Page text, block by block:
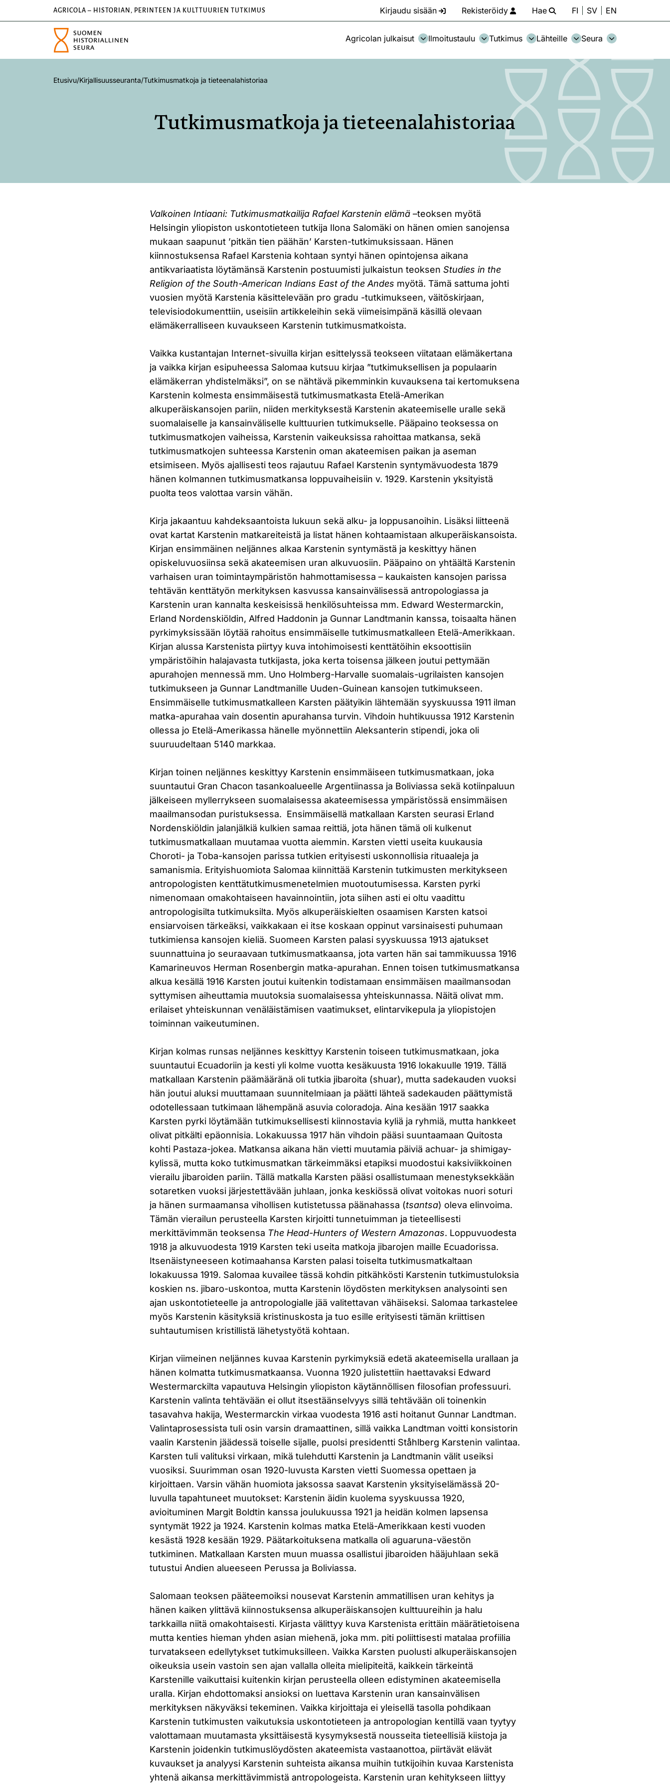
AGRICOLA – HISTORIAN, PERINTEEN JA KULTTUURIEN TUTKIMUS Kirjaudu sisään Rekisteröidy Hae FI SV EN
Agricolan julkaisut Ilmoitustaulu Tutkimus Lähteille Seura
Etusivu/Kirjallisuusseuranta/Tutkimusmatkoja ja tieteenalahistoriaa
Tutkimusmatkoja ja tieteenalahistoriaa
Valkoinen Intiaani: Tutkimusmatkailija Rafael Karstenin elämä –teoksen myötä
Helsingin yliopiston uskontotieteen tutkija Ilona Salomäki on hänen omien sanojensa
mukaan saapunut ’pitkän tien päähän’ Karsten-tutkimuksissaan. Hänen
kiinnostuksensa Rafael Karstenia kohtaan syntyi hänen opintojensa aikana
antikvariaatista löytämänsä Karstenin postuumisti julkaistun teoksenStudies in the
Religion of the South-American Indians East of the Andes myötä. Tämä sattuma johti
vuosien myötä Karstenia käsittelevään pro gradu -tutkimukseen, väitöskirjaan,
televisiodokumenttiin, useisiin artikkeleihin sekä viimeisimpänä käsillä olevaan
elämäkerralliseen kuvaukseen Karstenin tutkimusmatkoista.
Vaikka kustantajan Internet-sivuilla kirjan esittelyssä teokseen viitataan elämäkertana
ja vaikka kirjan esipuheessa Salomaa kutsuu kirjaa ”tutkimuksellisen ja populaarin
elämäkerran yhdistelmäksi”, on se nähtävä pikemminkin kuvauksena tai kertomuksena
Karstenin kolmesta ensimmäisestä tutkimusmatkasta Etelä-Amerikan
alkuperäiskansojen pariin, niiden merkityksestä Karstenin akateemiselle uralle sekä
suomalaiselle ja kansainväliselle kulttuurien tutkimukselle. Pääpaino teoksessa on
tutkimusmatkojen vaiheissa, Karstenin vaikeuksissa rahoittaa matkansa, sekä
tutkimusmatkojen suhteessa Karstenin oman akateemisen paikan ja aseman
etsimiseen. Myös ajallisesti teos rajautuu Rafael Karstenin syntymävuodesta 1879
hänen kolmannen tutkimusmatkansa loppuvaiheisiin v. 1929. Karstenin yksityistä
puolta teos valottaa varsin vähän.
Kirja jakaantuu kahdeksaantoista lukuun sekä alku- ja loppusanoihin. Lisäksi liitteenä
ovat kartat Karstenin matkareiteistä ja listat hänen kohtaamistaan alkuperäiskansoista.
Kirjan ensimmäinen neljännes alkaa Karstenin syntymästä ja keskittyy hänen
opiskeluvuosiinsa sekä akateemisen uran alkuvuosiin. Pääpaino on yhtäältä Karstenin
varhaisen uran toimintaympäristön hahmottamisessa – kaukaisten kansojen parissa
tehtävän kenttätyön merkityksen kasvussa kansainvälisessä antropologiassa ja
Karstenin uran kannalta keskeisissä henkilösuhteissa mm. Edward Westermarckin,
Erland Nordenskiöldin, Alfred Haddonin ja Gunnar Landtmanin kanssa, toisaalta hänen
pyrkimyksissään löytää rahoitus ensimmäiselle tutkimusmatkalleen Etelä-Amerikkaan.
Kirjan alussa Karstenista piirtyy kuva intohimoisesti kenttätöihin eksoottisiin
ympäristöihin halajavasta tutkijasta, joka kerta toisensa jälkeen joutui pettymään
apurahojen mennessä mm. Uno Holmberg-Harvalle suomalais-ugrilaisten kansojen
tutkimukseen ja Gunnar Landtmanille Uuden-Guinean kansojen tutkimukseen.
Ensimmäiselle tutkimusmatkalleen Karsten päätyikin lähtemään syyskuussa 1911 ilman
matka-apurahaa vain dosentin apurahansa turvin. Vihdoin huhtikuussa 1912 Karstenin
ollessa jo Etelä-Amerikassa hänelle myönnettiin Aleksanterin stipendi, joka oli
suuruudeltaan 5140 markkaa.
Kirjan toinen neljännes keskittyy Karstenin ensimmäiseen tutkimusmatkaan, joka
suuntautui Gran Chacon tasankoalueelle Argentiinassa ja Boliviassa sekä kotiinpaluun
jälkeiseen myllerrykseen suomalaisessa akateemisessa ympäristössä ensimmäisen
maailmansodan puristuksessa. Ensimmäisellä matkallaan Karsten seurasi Erland
Nordenskiöldin jalanjälkiä kulkien samaa reittiä, jota hänen tämä oli kulkenut
tutkimusmatkallaan muutamaa vuotta aiemmin. Karsten vietti useita kuukausia
Choroti- ja Toba-kansojen parissa tutkien erityisesti uskonnollisia rituaaleja ja
samanismia. Erityishuomiota Salomaa kiinnittää Karstenin tutkimusten merkitykseen
antropologisten kenttätutkimusmenetelmien muotoutumisessa. Karsten pyrki
nimenomaan omakohtaiseen havainnointiin, jota siihen asti ei oltu vaadittu
antropologisilta tutkimuksilta. Myös alkuperäiskielten osaamisen Karsten katsoi
ensiarvoisen tärkeäksi, vaikkakaan ei itse koskaan oppinut varsinaisesti puhumaan
tutkimiensa kansojen kieliä. Suomeen Karsten palasi syyskuussa 1913 ajatukset
suunnattuina jo seuraavaan tutkimusmatkaansa, jota varten hän sai tammikuussa 1916
Kamarineuvos Herman Rosenbergin matka-apurahan. Ennen toisen tutkimusmatkansa
alkua kesällä 1916 Karsten joutui kuitenkin todistamaan ensimmäisen maailmansodan
syttymisen aiheuttamia muutoksia suomalaisessa yhteiskunnassa. Näitä olivat mm.
erilaiset yhteiskunnan venäläistämisen vaatimukset, elintarvikepula ja yliopistojen
toiminnan vaikeutuminen.
Kirjan kolmas runsas neljännes keskittyy Karstenin toiseen tutkimusmatkaan, joka
suuntautui Ecuadoriin ja kesti yli kolme vuotta kesäkuusta 1916 lokakuulle 1919. Tällä
matkallaan Karstenin päämääränä oli tutkia jibaroita (shuar), mutta sadekauden vuoksi
hän joutui aluksi muuttamaan suunnitelmiaan ja päätti lähteä sadekauden päättymistä
odotellessaan tutkimaan lähempänä asuvia coloradoja. Aina kesään 1917 saakka
Karsten pyrki löytämään tutkimuksellisesti kiinnostavia kyliä ja ryhmiä, mutta hankkeet
olivat pitkälti epäonnisia. Lokakuussa 1917 hän vihdoin pääsi suuntaamaan Quitosta
kohti Pastaza-jokea. Matkansa aikana hän vietti muutamia päiviä achuar- ja shimigay-
kylissä, mutta koko tutkimusmatkan tärkeimmäksi etapiksi muodostui kaksiviikkoinen
vierailu jibaroiden pariin. Tällä matkalla Karsten pääsi osallistumaan menestyksekkään
sotaretken vuoksi järjestettävään juhlaan, jonka keskiössä olivat voitokas nuori soturi
ja hänen surmaamansa vihollisen kutistetussa päänahassa (tsantsa) oleva elinvoima.
Tämän vierailun perusteella Karsten kirjoitti tunnetuimman ja tieteellisesti
merkittävimmän teoksensa The Head-Hunters of Western Amazonas. Loppuvuodesta
1918 ja alkuvuodesta 1919 Karsten teki useita matkoja jibarojen maille Ecuadorissa.
Itsenäistyneeseen kotimaahansa Karsten palasi toiselta tutkimusmatkaltaan
lokakuussa 1919. Salomaa kuvailee tässä kohdin pitkähkösti Karstenin tutkimustuloksia
koskien ns. jibaro-uskontoa, mutta Karstenin löydösten merkityksen analysointi sen
ajan uskontotieteelle ja antropologialle jää valitettavan vähäiseksi. Salomaa tarkastelee
myös Karstenin käsityksiä kristinuskosta ja tuo esille erityisesti tämän kriittisen
suhtautumisen kristillistä lähetystyötä kohtaan.
Kirjan viimeinen neljännes kuvaa Karstenin pyrkimyksiä edetä akateemisella urallaan ja
hänen kolmatta tutkimusmatkaansa. Vuonna 1920 julistettiin haettavaksi Edward
Westermarckilta vapautuva Helsingin yliopiston käytännöllisen filosofian professuuri.
Karstenin valinta tehtävään ei ollut itsestäänselvyys sillä tehtävään oli toinenkin
tasavahva hakija, Westermarckin virkaa vuodesta 1916 asti hoitanut Gunnar Landtman.
Valintaprosessista tuli osin varsin dramaattinen, sillä vaikka Landtman voitti konsistorin
vaalin Karstenin jäädessä toiselle sijalle, puolsi presidentti Ståhlberg Karstenin valintaa.
Karsten tuli valituksi virkaan, mikä tulehdutti Karstenin ja Landtmanin välit useiksi
vuosiksi. Suurimman osan 1920-luvusta Karsten vietti Suomessa opettaen ja
kirjoittaen. Varsin vähän huomiota jaksossa saavat Karstenin yksityiselämässä 20-
luvulla tapahtuneet muutokset: Karstenin äidin kuolema syyskuussa 1920,
avioituminen Margit Boldtin kanssa joulukuussa 1921 ja heidän kolmen lapsensa
syntymät 1922 ja 1924. Karstenin kolmas matka Etelä-Amerikkaan kesti vuoden
kesästä 1928 kesään 1929. Päätarkoituksena matkalla oli aguaruna-väestön
tutkiminen. Matkallaan Karsten muun muassa osallistui jibaroiden hääjuhlaan sekä
tutustui Andien alueeseen Perussa ja Boliviassa.
Salomaan teoksen pääteemoiksi nousevat Karstenin ammatillisen uran kehitys ja
hänen kaiken ylittävä kiinnostuksensa alkuperäiskansojen kulttuureihin ja halu
tarkkailla niitä omakohtaisesti. Kirjasta välittyy kuva Karstenista erittäin määrätietoisena
mutta kenties hieman yhden asian miehenä, joka mm. piti poliittisesti matalaa profiilia
turvatakseen edellytykset tutkimuksilleen. Vaikka Karsten puolusti alkuperäiskansojen
oikeuksia usein vastoin sen ajan vallalla olleita mielipiteitä, kaikkein tärkeintä
Karstenille vaikuttaisi kuitenkin kirjan perusteella olleen edistyminen akateemisella
uralla. Kirjan ehdottomaksi ansioksi on luettava Karstenin uran kansainvälisen
merkityksen näkyväksi tekeminen. Vaikka kirjoittaja ei yleisellä tasolla pohdikaan
Karstenin tutkimusten vaikutuksia uskontotieteen ja antropologian kentillä vaan tyytyy
valottamaan muutamasta yksittäisestä kysymyksestä nousseita tieteellisiä kiistoja ja
Karstenin joidenkin tutkimuslöydösten akateemista vastaanottoa, piirtävät elävät
kuvaukset ja analyysi Karstenin suhteista aikansa muihin tutkijoihin kuvaa Karstenista
yhtenä aikansa merkittävimmistä antropologeista. Karstenin uran kehitykseen liittyy